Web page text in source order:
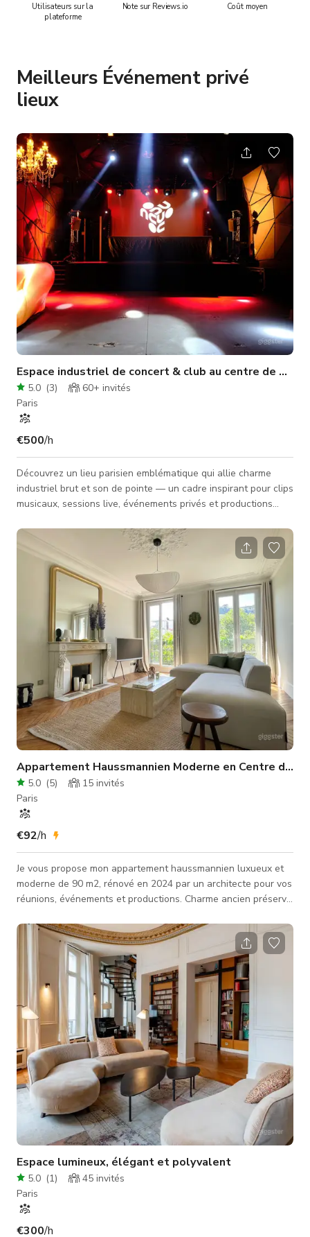
Utilisateurs sur la
plateforme
Note sur Reviews.io Coût moyen
Meilleurs Événement privé
lieux
Espace industriel de concert & club au centre de Paris
5.0 (3) 60+ invités
Paris
€500/h
Découvrez un lieu parisien emblématique qui allie charme
industriel brut et son de pointe — un cadre inspirant pour clips
musicaux, sessions live, événements privés et productions
concert complète, un mezzanine et un bar élégant, offrant
plusieurs angles et décors pour le tournage et la
photographie. Avec un éclairage haut de gamme et une
acoustique professionnelle, il est conçu pour sublimer toute
performance ou production.
Appartement Haussmannien Moderne en Centre de Paris
5.0 (5) 15 invités
Paris
€92/h
Je vous propose mon appartement haussmannien luxueux et
moderne de 90 m2, rénové en 2024 par un architecte pour vos
réunions, événements et productions. Charme ancien préservé
d'époque. Au 3ème étage avec ascenseur. Très lumineux et
traversant, avec un balcon longeant le salon. Salon (21m2)
ouvert sur la salle à manger (17m2), 2 chambres, cuisine avec
plan de travail en travertin italien, salle de bain, balcon et
belle vue dégag
Espace lumineux, élégant et polyvalent
5.0 (1) 45 invités
Paris
€300/h